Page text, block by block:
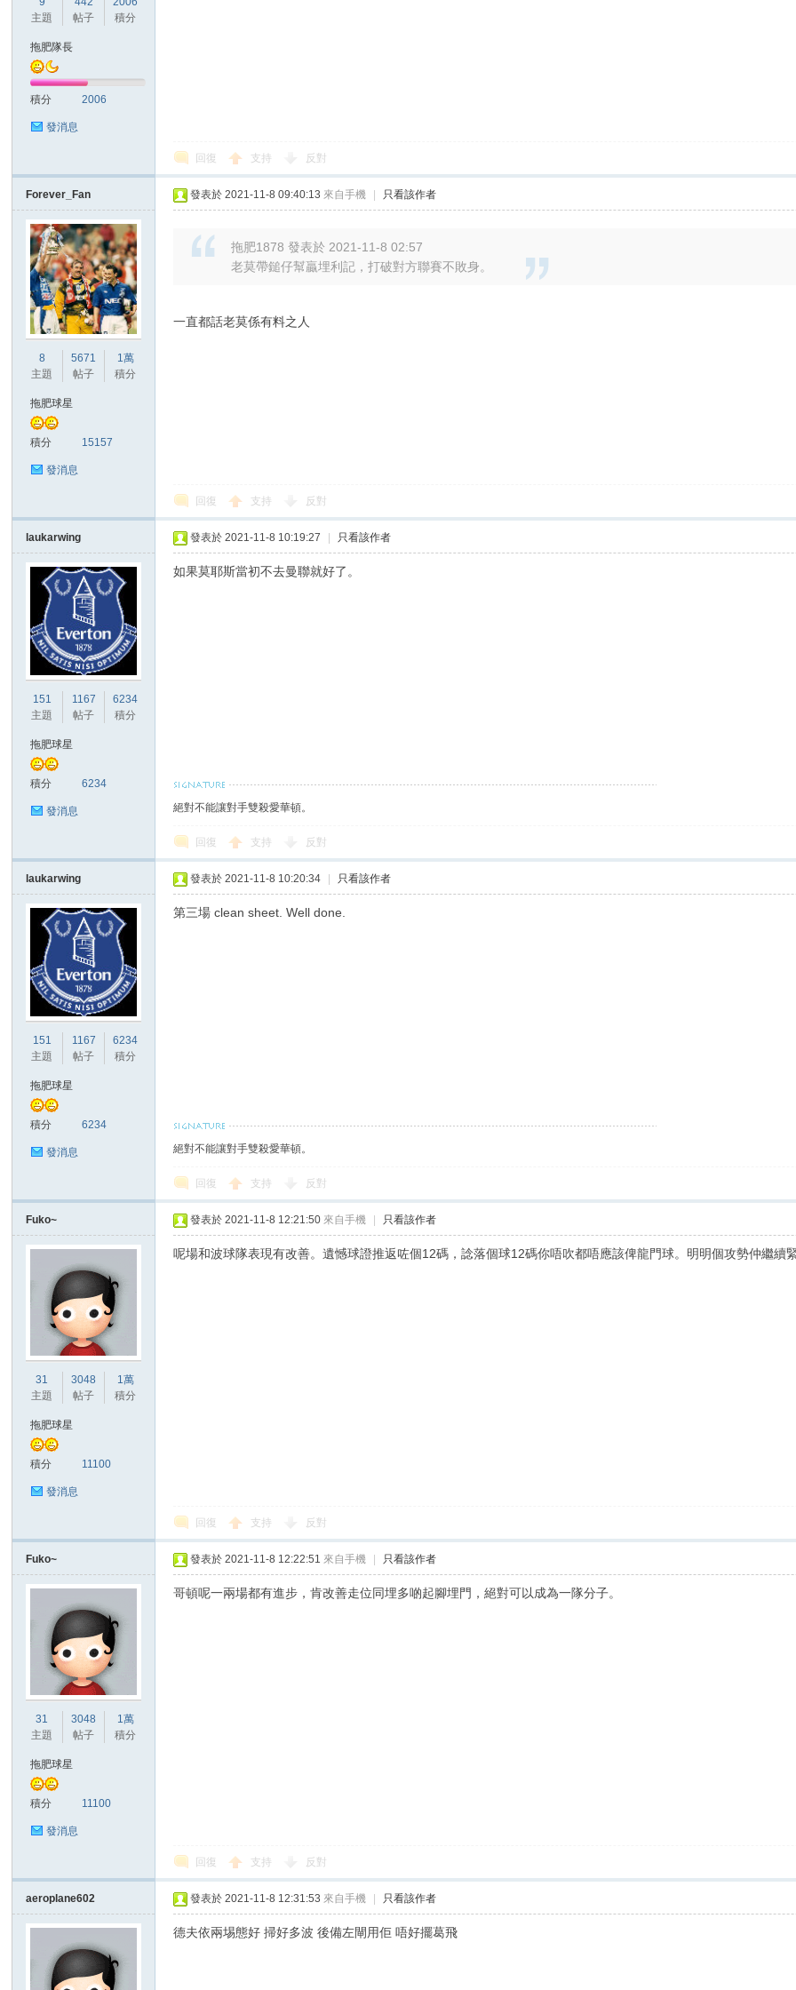
區
主題
帖子
積分
拖肥隊長
積分 2006
發消息
回復 支持 反對
Forever_Fan
8
主題
5671
帖子
1萬
積分
拖肥球星
積分 15157
發消息
發表於 2021-11-8 09:40:13 來自手機 只看該作者
拖肥1878 發表於 2021-11-8 02:57
老莫帶鎚仔幫贏埋利記，打破對方聯賽不敗身。
一直都話老莫係有料之人
回復 支持 反對
laukarwing
151
主題
1167
帖子
6234
積分
拖肥球星
積分 6234
發消息
發表於 2021-11-8 10:19:27 只看該作者
如果莫耶斯當初不去曼聯就好了。
絕對不能讓對手雙殺愛華頓。
回復 支持 反對
laukarwing
151
主題
1167
帖子
6234
積分
拖肥球星
積分 6234
發消息
發表於 2021-11-8 10:20:34 只看該作者
第三場 clean sheet. Well done.
絕對不能讓對手雙殺愛華頓。
回復 支持 反對
Fuko~
31
主題
3048
帖子
1萬
積分
拖肥球星
積分 11100
發消息
發表於 2021-11-8 12:21:50 來自手機 只看該作者
呢場和波球隊表現有改善。遺憾球證推返咗個12碼，諗落個球12碼你唔吹都唔應該俾龍門球。明明個攻勢仲繼續
回復 支持 反對
Fuko~
31
主題
3048
帖子
1萬
積分
拖肥球星
積分 11100
發消息
發表於 2021-11-8 12:22:51 來自手機 只看該作者
哥頓呢一兩場都有進步，肯改善走位同埋多啲起腳埋門，絕對可以成為一隊分子。
回復 支持 反對
aeroplane602 發表於 2021-11-8 12:31:53 來自手機 只看該作者
德夫依兩埸態好 掃好多波 後備左閘用佢 唔好擺葛飛